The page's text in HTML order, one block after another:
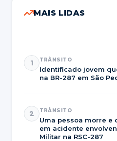
MAIS LIDAS
1 TRÂNSITO
Identificado jovem
na BR-287 em São
2 TRÂNSITO
Uma pessoa morre e
em acidente
Militar na RSC-287